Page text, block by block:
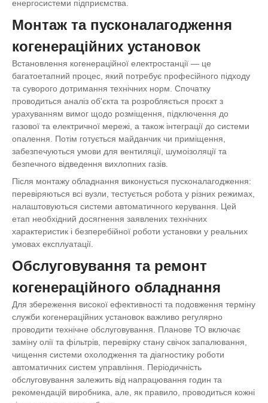
енергосистеми підприємства.
Монтаж та пусконалагодження
когенераційних установок
Встановлення когенераційної електростанції — це
багатоетапний процес, який потребує професійного підходу
та суворого дотримання технічних норм. Спочатку
проводиться аналіз об'єкта та розробляється проєкт з
урахуванням вимог щодо розміщення, підключення до
газової та електричної мережі, а також інтеграції до системи
опалення. Потім готується майданчик чи приміщення,
забезпечуються умови для вентиляції, шумоізоляції та
безпечного відведення вихлопних газів.
Після монтажу обладнання виконується пусконалагодження:
перевіряються всі вузли, тестується робота у різних режимах,
налаштовуються системи автоматичного керування. Цей
етап необхідний досягнення заявлених технічних
характеристик і безперебійної роботи установки у реальних
умовах експлуатації.
Обслуговування та ремонт
когенераційного обладнання
Для збереження високої ефективності та подовження терміну
служби когенераційних установок важливо регулярно
проводити технічне обслуговування. Планове ТО включає
заміну олії та фільтрів, перевірку стану свічок запалювання,
чищення системи охолодження та діагностику роботи
автоматичних систем управління. Періодичність
обслуговування залежить від напрацювання годин та
рекомендацій виробника, але, як правило, проводиться кожні